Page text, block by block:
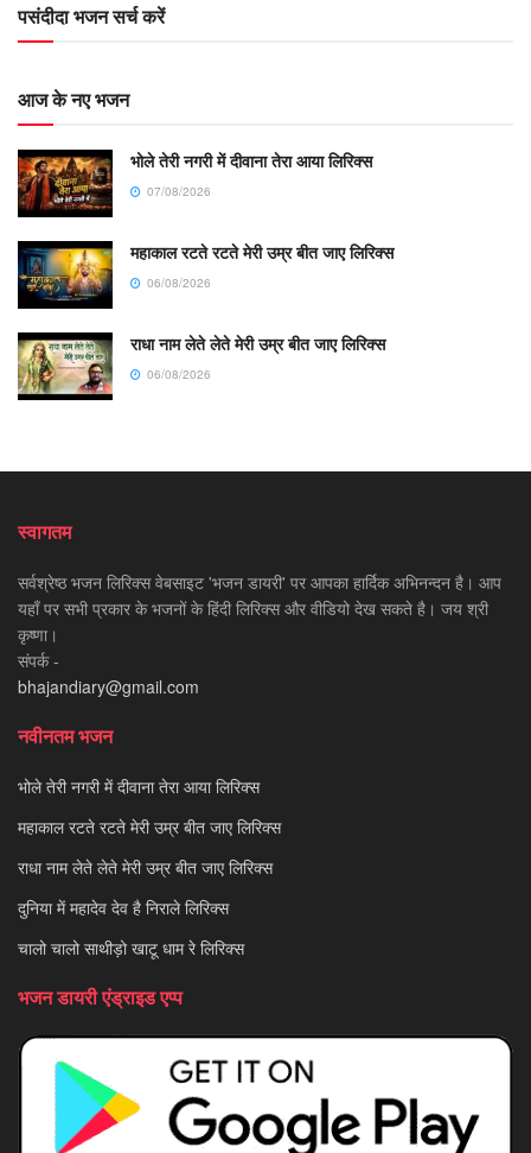
पसंदीदा भजन सर्च करें
आज के नए भजन
भोले तेरी नगरी में दीवाना तेरा आया लिरिक्स
07/08/2026
महाकाल रटते रटते मेरी उम्र बीत जाए लिरिक्स
06/08/2026
राधा नाम लेते लेते मेरी उम्र बीत जाए लिरिक्स
06/08/2026
स्वागतम
सर्वश्रेष्ठ भजन लिरिक्स वेबसाइट 'भजन डायरी' पर आपका हार्दिक अभिनन्दन है। आप
यहाँ पर सभी प्रकार के भजनों के हिंदी लिरिक्स और वीडियो देख सकते है। जय श्री
कृष्णा।
संपर्क -
bhajandiary@gmail.com
नवीनतम भजन
भोले तेरी नगरी में दीवाना तेरा आया लिरिक्स
महाकाल रटते रटते मेरी उम्र बीत जाए लिरिक्स
राधा नाम लेते लेते मेरी उम्र बीत जाए लिरिक्स
दुनिया में महादेव देव है निराले लिरिक्स
चालो चालो साथीड़ो खाटू धाम रे लिरिक्स
भजन डायरी एंड्राइड एप्प